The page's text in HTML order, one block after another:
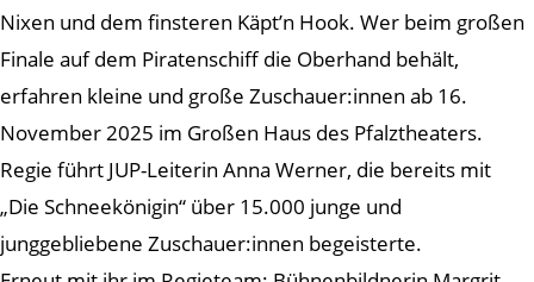
Nixen und dem finsteren Käpt’n Hook. Wer beim großen
Finale auf dem Piratenschiff die Oberhand behält,
erfahren kleine und große Zuschauer:innen ab 16.
November 2025 im Großen Haus des Pfalztheaters.
Regie führt JUP-Leiterin Anna Werner, die bereits mit
„Die Schneekönigin“ über 15.000 junge und
junggebliebene Zuschauer:innen begeisterte.